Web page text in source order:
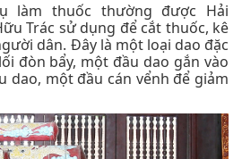
làm thuốc thường được Hải
Trác sử dụng để cắt thuốc, kê
dân. Đây là một loại dao đặc
đòn bẩy, một đầu dao gắn vào
dao, một đầu cán vểnh để giảm